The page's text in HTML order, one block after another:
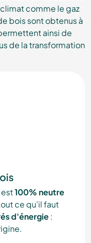
comme le gaz
bois sont obtenus à
ainsi de
de la transformation
100% neutre
ce qu'il faut
d'énergie: